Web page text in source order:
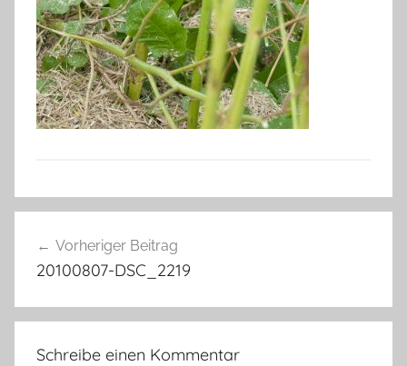
Vorheriger Beitrag
20100807-DSC_2219
Schreibe einen Kommentar